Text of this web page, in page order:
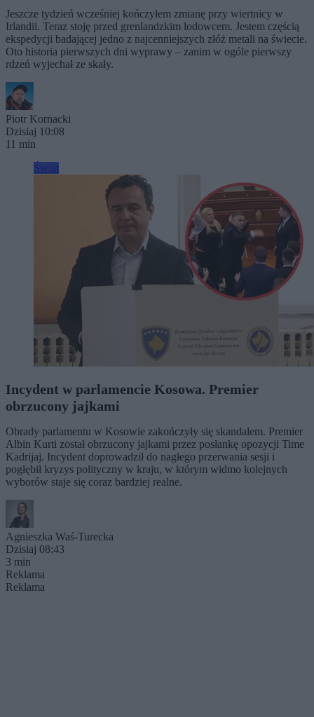
Jeszcze tydzień wcześniej kończyłem zmianę przy wiertnicy w
Irlandii. Teraz stoję przed grenlandzkim lodowcem. Jestem częścią
ekspedycji badającej jedno z najcenniejszych złóż metali na świecie.
Oto historia pierwszych dni wyprawy – zanim w ogóle pierwszy
rdzeń wyjechał ze skały.
Piotr Kornacki
Dzisiaj 10:08
11 min
Incydent w parlamencie Kosowa. Premier
obrzucony jajkami
Obrady parlamentu w Kosowie zakończyły się skandalem. Premier
Albin Kurti został obrzucony jajkami przez posłankę opozycji Time
Kadrijaj. Incydent doprowadził do nagłego przerwania sesji i
pogłębił kryzys polityczny w kraju, w którym widmo kolejnych
wyborów staje się coraz bardziej realne.
Agnieszka Waś-Turecka
Dzisiaj 08:43
3 min
Reklama
Reklama